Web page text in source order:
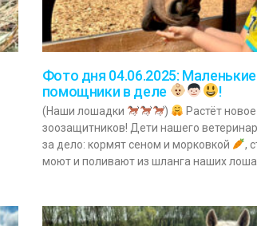
Фото дня 04.06.2025: Маленькие
помощники в деле
!
(Наши лошадки )
Растёт
зоозащитников! Дети нашего
за дело: кормят сеном и морковкой
,
моют и поливают из шланга наших